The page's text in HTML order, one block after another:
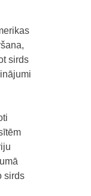
sirds
sirds